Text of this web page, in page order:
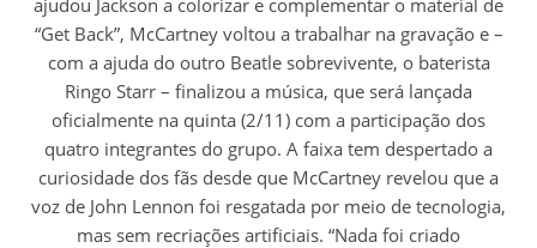
“Get Back”, McCartney voltou a trabalhar na gravação e –
com a ajuda do outro Beatle sobrevivente, o baterista
Ringo Starr – finalizou a música, que será lançada
oficialmente na quinta (2/11) com a participação dos
quatro integrantes do grupo. A faixa tem despertado a
curiosidade dos fãs desde que McCartney revelou que a
voz de John Lennon foi resgatada por meio de tecnologia,
mas sem recriações artificiais. “Nada foi criado